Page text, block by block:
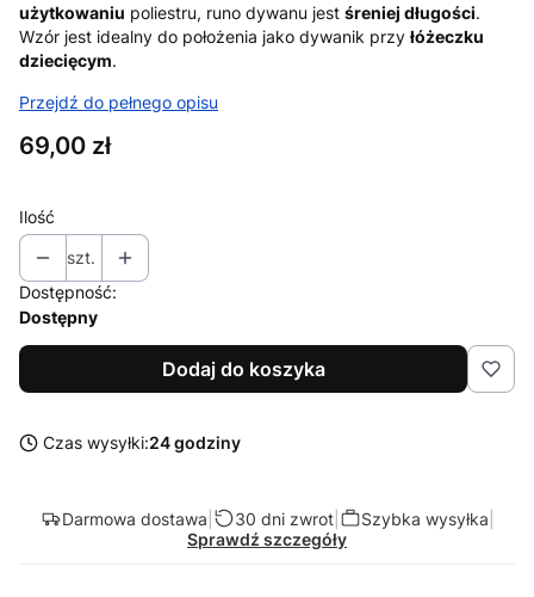
użytkowaniu poliestru, runo dywanu jest śreniej długości.
Wzór jest idealny do położenia jako dywanik przy łóżeczku
dziecięcym.
Przejdź do pełnego opisu
Cena
69,00 zł
Ilość
szt.
Dostępność:
Dostępny
Dodaj do koszyka
Czas wysyłki:24 godziny
Darmowa dostawa 30 dni zwrot| Szybka wysyłka
Sprawdź szczegóły